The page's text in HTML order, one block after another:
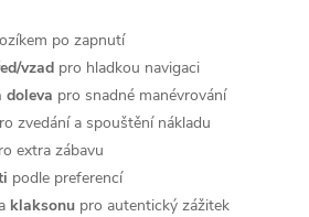
po zapnutí
vzad pro hladkou navigaci
doleva pro snadné manévrování
zvedání a spouštění nákladu
extra zábavu
podle preferencí
a klaksonu pro autentický zážitek